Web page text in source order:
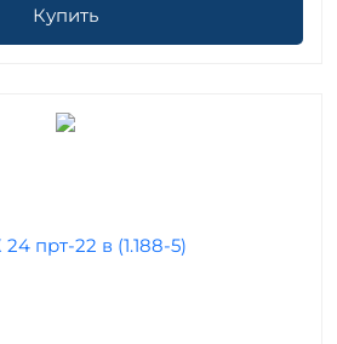
Купить